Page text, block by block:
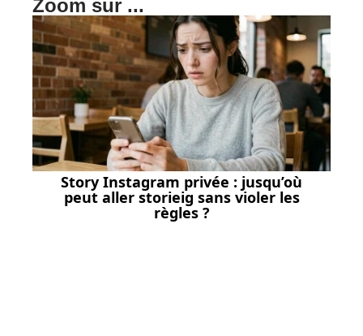
Zoom sur ...
Story Instagram privée : jusqu’où
peut aller storieig sans violer les
règles ?